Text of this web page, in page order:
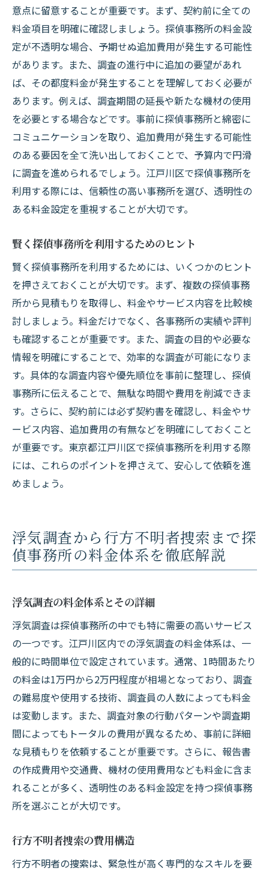
意点に留意することが重要です。まず、契約前に全ての
料金項目を明確に確認しましょう。探偵事務所の料金設
定が不透明な場合、予期せぬ追加費用が発生する可能性
があります。また、調査の進行中に追加の要望があれ
ば、その都度料金が発生することを理解しておく必要が
あります。例えば、調査期間の延長や新たな機材の使用
を必要とする場合などです。事前に探偵事務所と綿密に
コミュニケーションを取り、追加費用が発生する可能性
のある要因を全て洗い出しておくことで、予算内で円滑
に調査を進められるでしょう。江戸川区で探偵事務所を
利用する際には、信頼性の高い事務所を選び、透明性の
ある料金設定を重視することが大切です。
賢く探偵事務所を利用するためのヒント
賢く探偵事務所を利用するためには、いくつかのヒント
を押さえておくことが大切です。まず、複数の探偵事務
所から見積もりを取得し、料金やサービス内容を比較検
討しましょう。料金だけでなく、各事務所の実績や評判
も確認することが重要です。また、調査の目的や必要な
情報を明確にすることで、効率的な調査が可能になりま
す。具体的な調査内容や優先順位を事前に整理し、探偵
事務所に伝えることで、無駄な時間や費用を削減できま
す。さらに、契約前には必ず契約書を確認し、料金やサ
ービス内容、追加費用の有無などを明確にしておくこと
が重要です。東京都江戸川区で探偵事務所を利用する際
には、これらのポイントを押さえて、安心して依頼を進
めましょう。
浮気調査から行方不明者捜索まで探
偵事務所の料金体系を徹底解説
浮気調査の料金体系とその詳細
浮気調査は探偵事務所の中でも特に需要の高いサービス
の一つです。江戸川区内での浮気調査の料金体系は、一
般的に時間単位で設定されています。通常、1時間あたり
の料金は1万円から2万円程度が相場となっており、調査
の難易度や使用する技術、調査員の人数によっても料金
は変動します。また、調査対象の行動パターンや調査期
間によってもトータルの費用が異なるため、事前に詳細
な見積もりを依頼することが重要です。さらに、報告書
の作成費用や交通費、機材の使用費用なども料金に含ま
れることが多く、透明性のある料金設定を持つ探偵事務
所を選ぶことが大切です。
行方不明者捜索の費用構造
行方不明者の捜索は、緊急性が高く専門的なスキルを要